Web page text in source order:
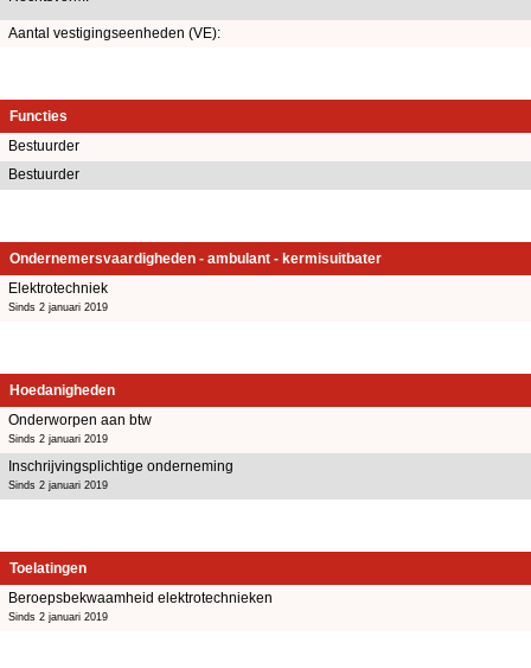
Aantal vestigingseenheden (VE):
Functies
Bestuurder
Bestuurder
Ondernemersvaardigheden - ambulant - kermisuitbater
Elektrotechniek
Sinds 2 januari 2019
Hoedanigheden
Onderworpen aan btw
Sinds 2 januari 2019
Inschrijvingsplichtige onderneming
Sinds 2 januari 2019
Toelatingen
Beroepsbekwaamheid elektrotechnieken
Sinds 2 januari 2019